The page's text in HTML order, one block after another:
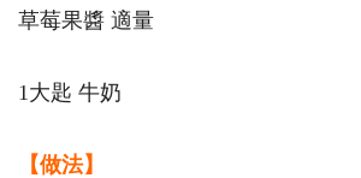
草莓果醬 適量
1大匙 牛奶
【做法】